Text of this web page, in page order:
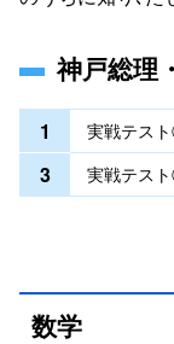
神戸総理
1 実戦テス
3 実戦テス
数学